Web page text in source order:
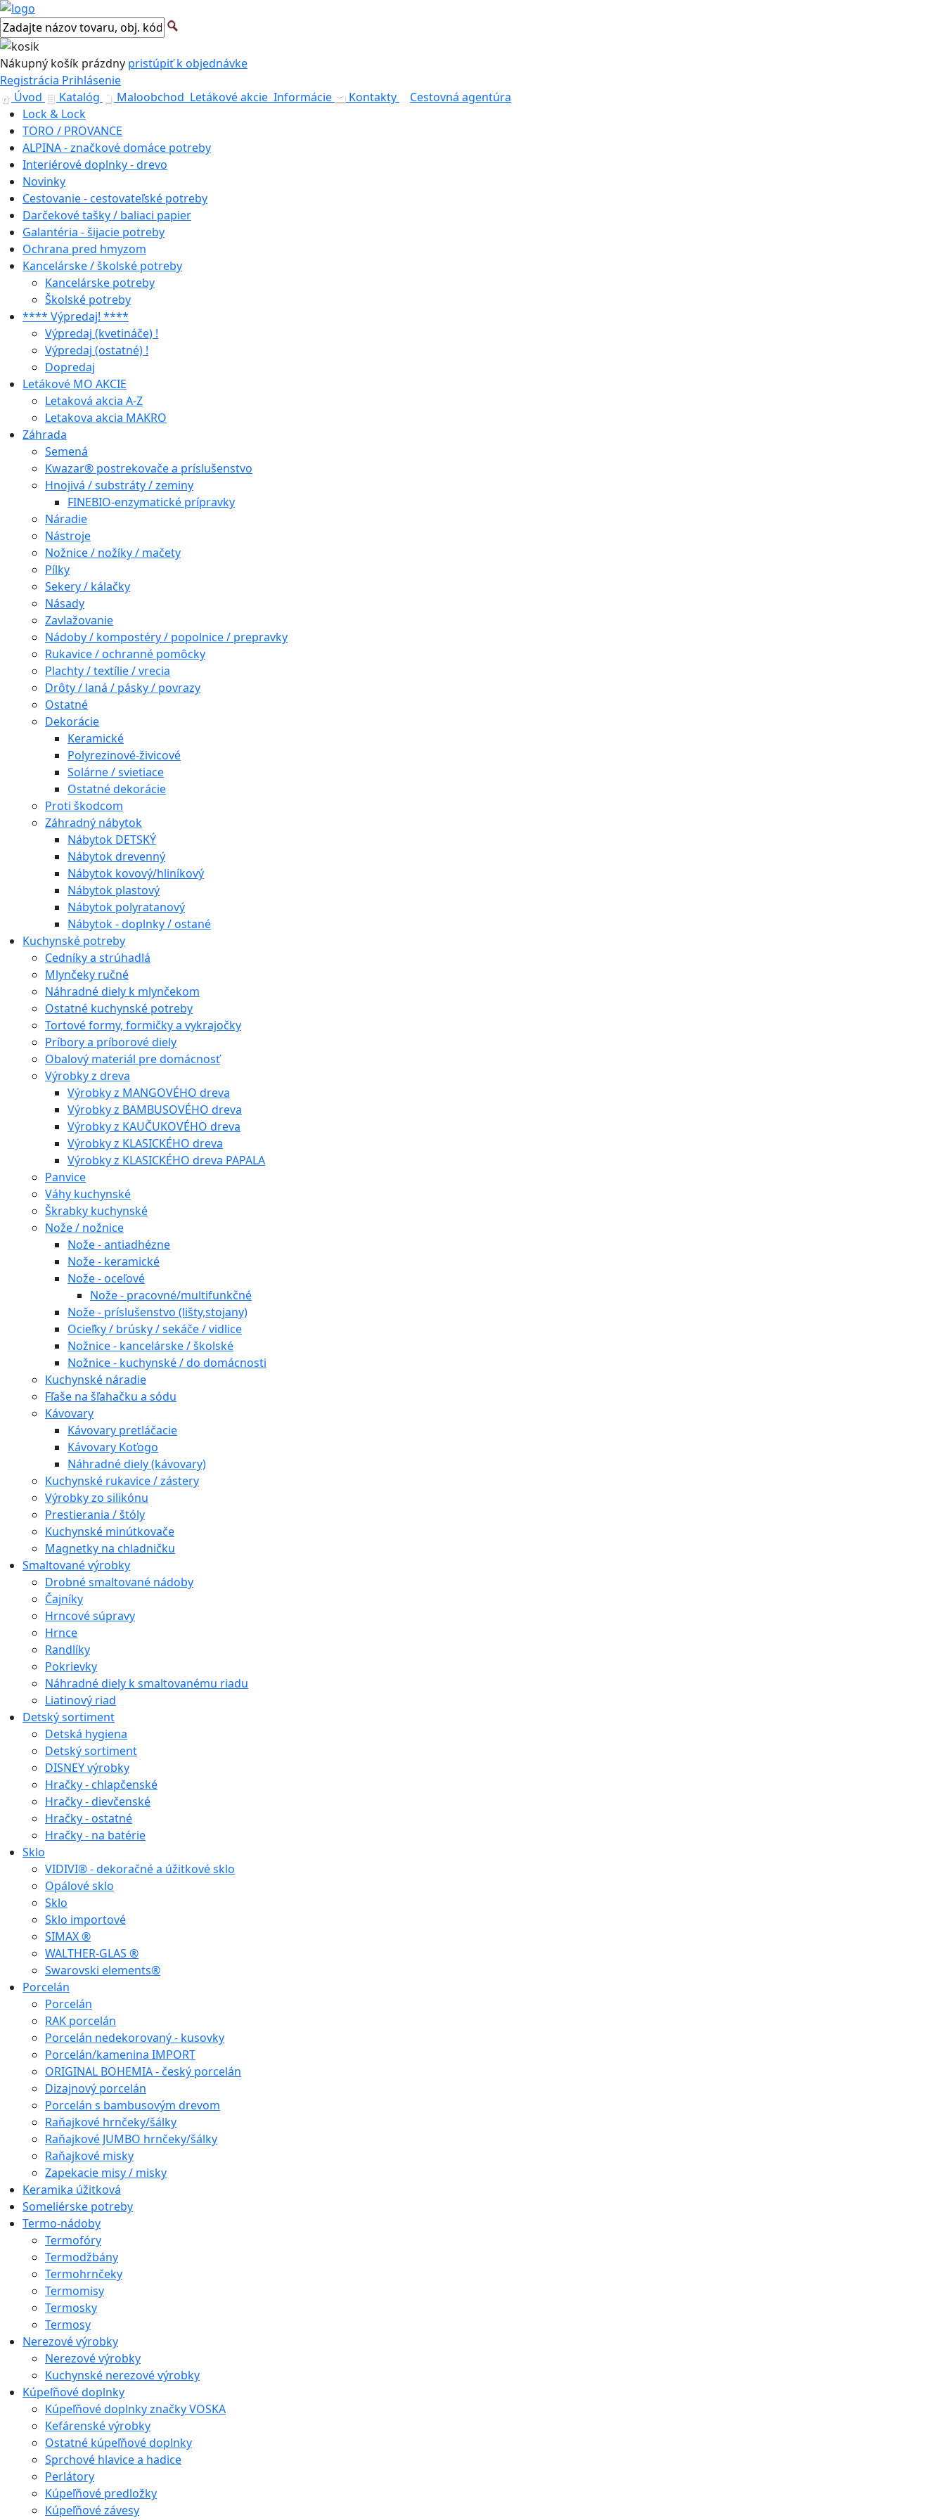
Nákupný košík prázdny pristúpiť k objednávke
Registrácia Prihlásenie
Úvod
Katalóg Maloobchod Letákové akcie Informácie Kontakty
Cestovná agentúra
Lock & Lock
TORO / PROVANCE
ALPINA - značkové domáce potreby
Interiérové doplnky - drevo
Novinky
Cestovanie - cestovateľské potreby
Darčekové tašky / baliaci papier
Galantéria - šijacie potreby
Ochrana pred hmyzom
Kancelárske / školské potreby
Kancelárske potreby
Školské potreby
**** Výpredaj! ****
Výpredaj (kvetináče) !
Výpredaj (ostatné) !
Dopredaj
Letákové MO AKCIE
Letaková akcia A-Z
Letakova akcia MAKRO
Záhrada
Semená
Kwazar® postrekovače a príslušenstvo
Hnojivá / substráty / zeminy
FINEBIO-enzymatické prípravky
Náradie
Nástroje
Nožnice / nožíky / mačety
Pílky
Sekery / kálačky
Násady
Zavlažovanie
Nádoby / kompostéry / popolnice / prepravky
Rukavice / ochranné pomôcky
Plachty / textílie / vrecia
Drôty / laná / pásky / povrazy
Ostatné
Dekorácie
Keramické
Polyrezinové-živicové
Solárne / svietiace
Ostatné dekorácie
Proti škodcom
Záhradný nábytok
Nábytok DETSKÝ
Nábytok drevenný
Nábytok kovový/hliníkový
Nábytok plastový
Nábytok polyratanový
Nábytok - doplnky / ostané
Kuchynské potreby
Cedníky a strúhadlá
Mlynčeky ručné
Náhradné diely k mlynčekom
Ostatné kuchynské potreby
Tortové formy, formičky a vykrajočky
Príbory a príborové diely
Obalový materiál pre domácnosť
Výrobky z dreva
Výrobky z MANGOVÉHO dreva
Výrobky z BAMBUSOVÉHO dreva
Výrobky z KAUČUKOVÉHO dreva
Výrobky z KLASICKÉHO dreva
Výrobky z KLASICKÉHO dreva PAPALA
Panvice
Váhy kuchynské
Škrabky kuchynské
Nože / nožnice
Nože - antiadhézne
Nože - keramické
Nože - oceľové
Nože - pracovné/multifunkčné
Nože - príslušenstvo (lišty,stojany)
Ocieľky / brúsky / sekáče / vidlice
Nožnice - kancelárske / školské
Nožnice - kuchynské / do domácnosti
Kuchynské náradie
Fľaše na šľahačku a sódu
Kávovary
Kávovary pretláčacie
Kávovary Koťogo
Náhradné diely (kávovary)
Kuchynské rukavice / zástery
Výrobky zo silikónu
Prestierania / štóly
Kuchynské minútkovače
Magnetky na chladničku
Smaltované výrobky
Drobné smaltované nádoby
Čajníky
Hrncové súpravy
Hrnce
Randlíky
Pokrievky
Náhradné diely k smaltovanému riadu
Liatinový riad
Detský sortiment
Detská hygiena
Detský sortiment
DISNEY výrobky
Hračky - chlapčenské
Hračky - dievčenské
Hračky - ostatné
Hračky - na batérie
Sklo
VIDIVI® - dekoračné a úžitkové sklo
Opálové sklo
Sklo
Sklo importové
SIMAX ®
WALTHER-GLAS ®
Swarovski elements®
Porcelán
Porcelán
RAK porcelán
Porcelán nedekorovaný - kusovky
Porcelán/kamenina IMPORT
ORIGINAL BOHEMIA - český porcelán
Dizajnový porcelán
Porcelán s bambusovým drevom
Raňajkové hrnčeky/šálky
Raňajkové JUMBO hrnčeky/šálky
Raňajkové misky
Zapekacie misy / misky
Keramika úžitková
Someliérske potreby
Termo-nádoby
Termofóry
Termodžbány
Termohrnčeky
Termomisy
Termosky
Termosy
Nerezové výrobky
Nerezové výrobky
Kuchynské nerezové výrobky
Kúpeľňové doplnky
Kúpeľňové doplnky značky VOSKA
Kefárenské výrobky
Ostatné kúpeľňové doplnky
Sprchové hlavice a hadice
Perlátory
Kúpeľňové predložky
Kúpeľňové závesy